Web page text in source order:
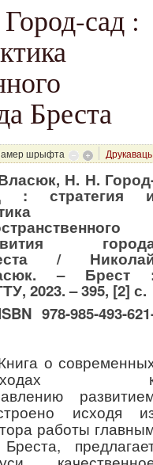
сад :
Бреста
шрыфта Друкаваць
Н. Н.
: стратегия
/
– Брест
2023. – 395, [2] с.
978-985-493-
о
исходя
работы